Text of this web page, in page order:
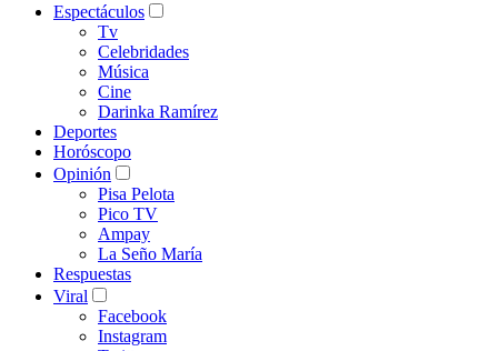
Espectáculos
Tv
Celebridades
Música
Cine
Darinka Ramírez
Deportes
Horóscopo
Opinión
Pisa Pelota
Pico TV
Ampay
La Seño María
Respuestas
Viral
Facebook
Instagram